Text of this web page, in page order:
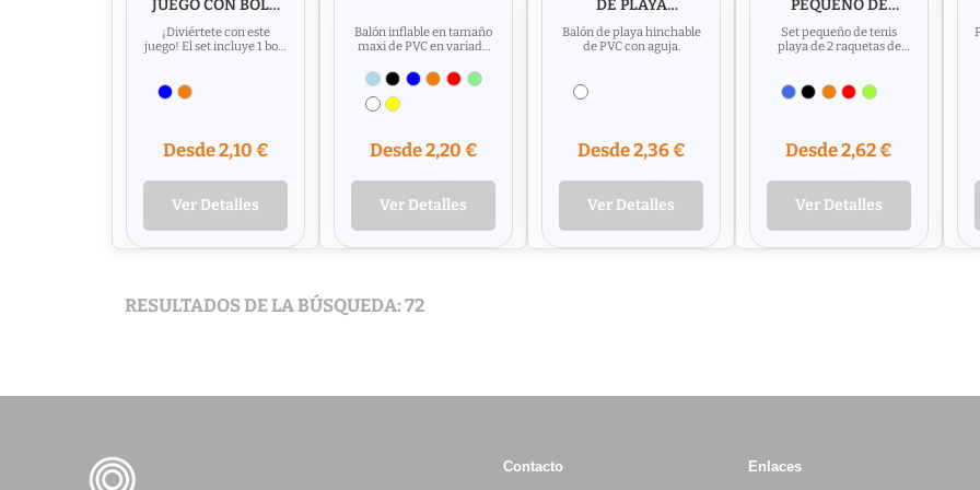
JUEGO CON BOLA
DE VENTOSA
¡Diviértete con este
juego! El set incluye 1 bola
supercatch.
Desde 2,10 €
Ver Detalles
Balón inflable en tamaño
maxi de PVC en variada
Medidas Desinflado: 47...
Desde 2,20 €
Ver Detalles
DE PLAYA
HINCHABLE DE
PVC
Balón de playa hinchable
de PVC con aguja.
Desde 2,36 €
Ver Detalles
PEQUEÑO DE
RAQUETAS DE PLA
Set pequeño de tenis
playa de 2 raquetas de
Desde 2,62 €
Ver Detalles
RESULTADOS DE LA BÚSQUEDA: 72
Contacto Enlaces